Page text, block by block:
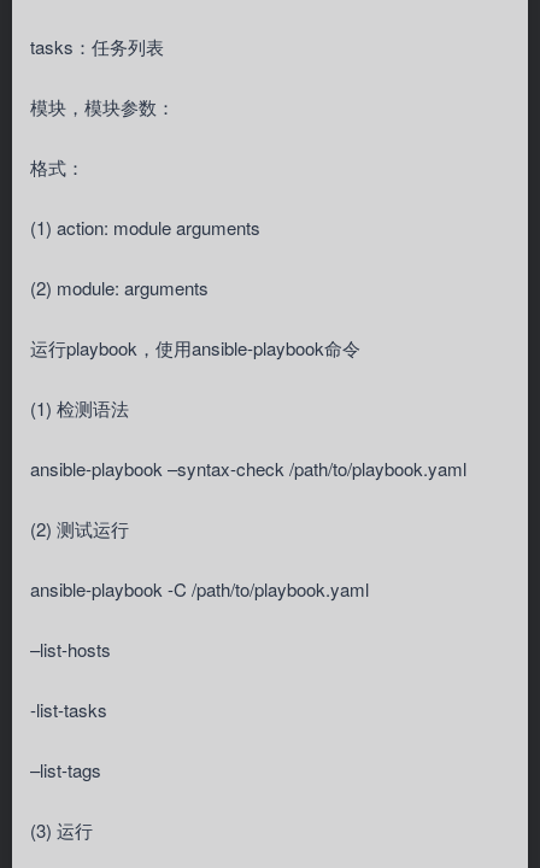
tasks：任务列表
模块，模块参数：
格式：
(1) action: module arguments
(2) module: arguments
运行playbook，使用ansible-playbook命令
(1) 检测语法
ansible-playbook –syntax-check /path/to/playbook.yaml
(2) 测试运行
ansible-playbook -C /path/to/playbook.yaml
–list-hosts
-list-tasks
–list-tags
(3) 运行